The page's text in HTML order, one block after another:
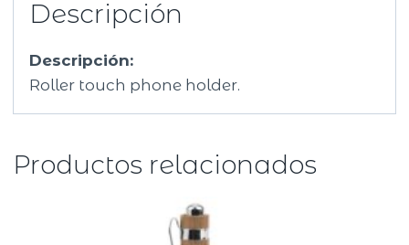
Descripción
Descripción:
Roller touch phone holder.
Productos relacionados